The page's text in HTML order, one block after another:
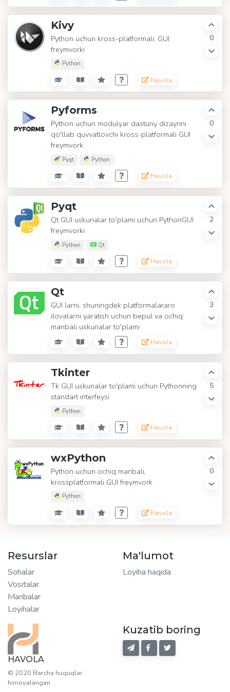
0
Kivy
Python uchun kross-platformali, GUI
freymvorki
Python
Havola
0
Pyforms
Python uchun modulyar dasturiy dizaynni
qo'llab quvvatlovchi kross-platformali GUI
freymvork
Pyqt Python
Havola
2
Pyqt
Qt GUI uskunalar to'plami uchun PythonGUI
freymvorki
Python Qt
Havola
3
Qt
GUI larni, shuningdek platformalararo
ilovalarni yaratish uchun bepul va ochiq
manbali uskunalar to'plami
Havola
5
Tkinter
Tk GUI uskunalar to'plami uchun Pythonning
standart interfeysi
Python
Havola
0
wxPython
Python uchun ochiq manbali,
krossplatformali GUI freymvork
Python
Havola
HAVOLA
© 2020 Barcha huquqlar
himoyalangan
Resurslar
Sohalar
Vositalar
Manbalar
Loyihalar
Ma'lumot
Loyiha haqida
Kuzatib boring